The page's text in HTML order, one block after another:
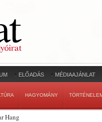
ELŐADÁS MÉDIAAJÁNLAT
HAGYOMÁNY
Hang